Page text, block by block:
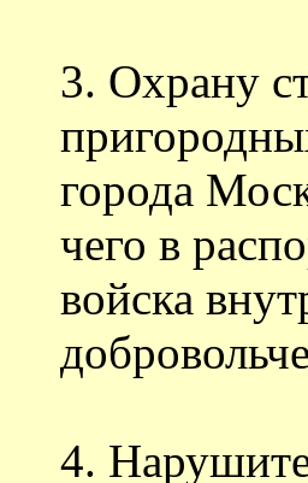
3. Охрану
города
чего в
войска
4.